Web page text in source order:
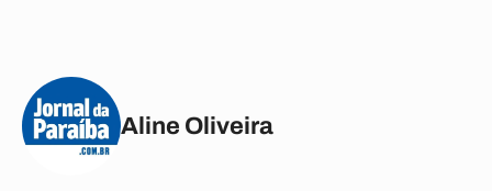
Aline Oliveira